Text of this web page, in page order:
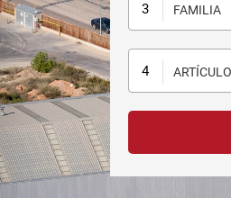
FAMILIA
ARTÍCULO